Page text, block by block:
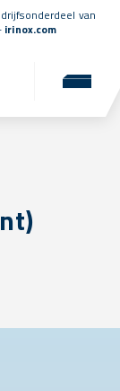
van
irinox.com